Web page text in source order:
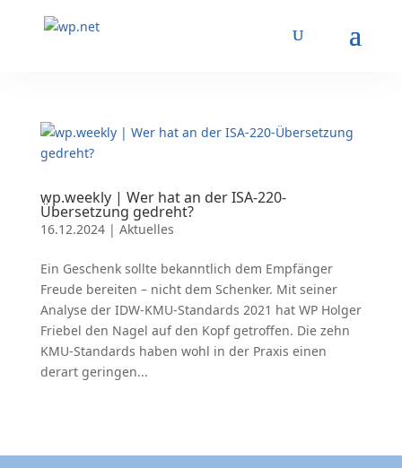
wp.weekly | Wer hat an der ISA-220-
Übersetzung gedreht?
16.12.2024| Aktuelles
Ein Geschenk sollte bekanntlich dem Empfänger
Freude bereiten – nicht dem Schenker. Mit seiner
Analyse der IDW-KMU-Standards 2021 hat WP Holger
Friebel den Nagel auf den Kopf getroffen. Die zehn
KMU-Standards haben wohl in der Praxis einen
derart geringen...